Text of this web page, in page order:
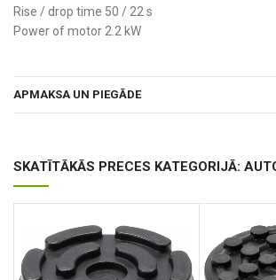
Rise / drop time 50 / 22 s
Power of motor 2.2 kW
APMAKSA UN PIEGĀDE
SKATĪTĀKĀS PRECES KATEGORIJĀ: